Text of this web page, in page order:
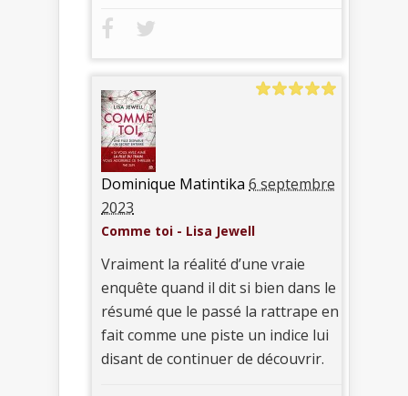
Dominique Matintika 6 septembre
2023
Comme toi - Lisa Jewell
Vraiment la réalité d’une vraie
enquête quand il dit si bien dans le
résumé que le passé la rattrape en
fait comme une piste un indice lui
disant de continuer de découvrir.